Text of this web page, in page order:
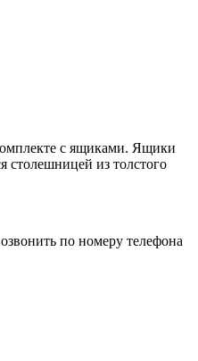
с ящиками. Ящики
столешницей из толстого
по номеру телефона